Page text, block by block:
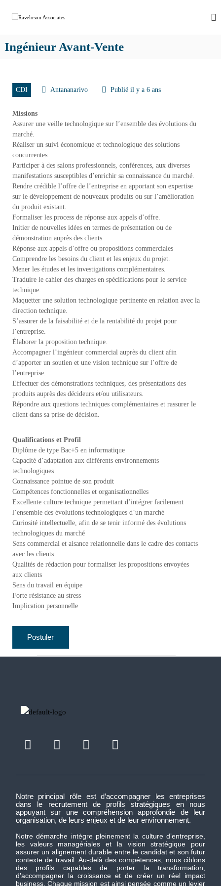
e
s
A
s
i
a
e
s
n
e
r
t
e
n
t
à
d
a
g
a
s
r
Ingénieur Avant-Vente
CDI Antananarivo Publié il y a 6 ans
Missions
Assurer une veille technologique sur l’ensemble des évolutions du
marché.
Réaliser un suivi économique et technologique des solutions
concurrentes.
Participer à des salons professionnels, conférences, aux diverses
manifestations susceptibles d’enrichir sa connaissance du marché.
Rendre crédible l’offre de l’entreprise en apportant son expertise
sur le développement de nouveaux produits ou sur l’amélioration
du produit existant.
Formaliser les process de réponse aux appels d’offre.
Initier de nouvelles idées en termes de présentation ou de
démonstration auprès des clients
Réponse aux appels d’offre ou propositions commerciales
Comprendre les besoins du client et les enjeux du projet.
Mener les études et les investigations complémentaires.
Traduire le cahier des charges en spécifications pour le service
technique.
Maquetter une solution technologique pertinente en relation avec la
direction technique.
S’assurer de la faisabilité et de la rentabilité du projet pour
l’entreprise.
Élaborer la proposition technique.
Accompagner l’ingénieur commercial auprès du client afin
d’apporter un soutien et une vision technique sur l’offre de
l’entreprise.
Effectuer des démonstrations techniques, des présentations des
produits auprès des décideurs et/ou utilisateurs.
Répondre aux questions techniques complémentaires et rassurer le
client dans sa prise de décision.
Qualifications et Profil
Diplôme de type Bac+5 en informatique
Capacité d’adaptation aux différents environnements
technologiques
Connaissance pointue de son produit
Compétences fonctionnelles et organisationnelles
Excellente culture technique permettant d’intégrer facilement
l’ensemble des évolutions technologiques d’un marché
Curiosité intellectuelle, afin de se tenir informé des évolutions
technologiques du marché
Sens commercial et aisance relationnelle dans le cadre des contacts
avec les clients
Qualités de rédaction pour formaliser les propositions envoyées
aux clients
Sens du travail en équipe
Forte résistance au stress
Implication personnelle
Notre principal rôle est d’accompagner les entreprises
dans le recrutement de profils stratégiques en nous
appuyant sur une compréhension approfondie de leur
organisation, de leurs enjeux et de leur environnement.
Notre démarche intègre pleinement la culture d’entreprise,
les valeurs managériales et la vision stratégique pour
assurer un alignement durable entre le candidat et son futur
contexte de travail. Au-delà des compétences, nous ciblons
des profils capables de porter la transformation,
d’accompagner la croissance et de créer un réel impact
business. Chaque mission est ainsi pensée comme un levier